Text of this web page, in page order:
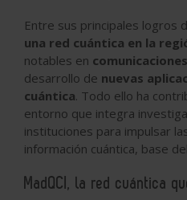
Entre sus principales logros
una red cuántica en la
notables en
desarrollo de nuevas
cuántica. Todo ello ha
entorno que integra
instituciones para impulsar
información cuántica, base
MadQCI, la red cuántica